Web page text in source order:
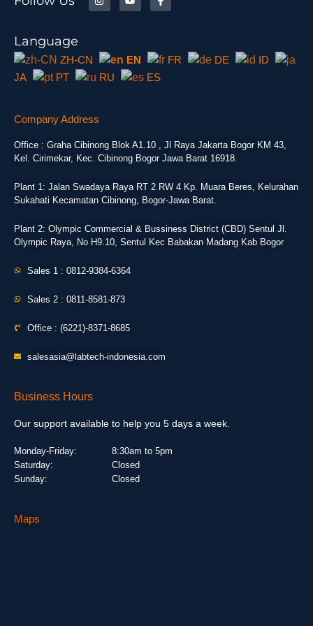
Language
ZH-CN EN FR DE
ID
JA
PT RU ES
Company Address
Office : Graha Cibinong Blok A1.10 , Jl Raya Jakarta Bogor KM 43,
Kel. Cirimekar, Kec. Cibinong Bogor Jawa Barat 16918.
Plant 1: Jalan Swadaya Raya RT 2 RW 4 Kp. Muara Beres, Kelurahan
Sukahati Kecamatan Cibinong, Bogor-Jawa Barat.
Plant 2: Olympic Commercial & Bussiness District (CBD) Sentul Jl.
Olympic Raya, No H9.10, Sentul Kec Babakan Madang Kab Bogor
Sales 1 : 0812-9384-6364
Sales 2 : 0811-8581-873
Office : (6221)-8371-8685
salesasia@labtech-indonesia.com
Business Hours
Our support available to help you 5 days a week.
Monday-Friday:
Saturday:
Sunday:
8:30am to 5pm
Closed
Closed
Maps